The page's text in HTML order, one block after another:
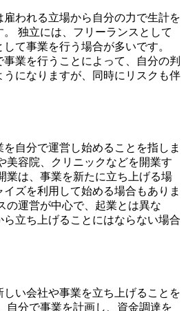
雇われる立場から自分の力で生計を
独立には、フリーランスとして
て事業を行う場合が多いです。
業を行うことによって、自分の判
うになりますが、同時にリスクも伴
を自分で運営し始めることを指しま
美容院、クリニックなどを開業す
業は、事業を新たに立ち上げる場
ズを利用して始める場合もありま
の運営が中心で、起業とは異な
ら立ち上げることにはならない場合
しい会社や事業を立ち上げることを
自分で事業を計画し、資金調達を